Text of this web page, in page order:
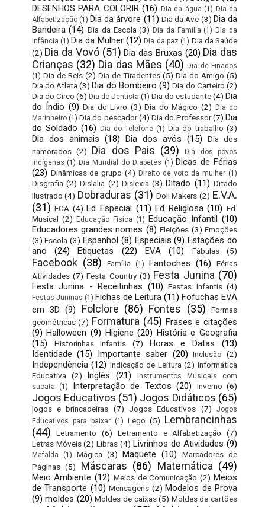
DESENHOS PARA COLORIR (16) Dia da água (1) Dia da
Alfabetização (1) Dia da árvore (11) Dia da Ave (3) Dia da
Bandeira (14) Dia da Escola (3) Dia da Família (1) Dia da
Infância (1) Dia da Mulher (12) Dia da paz (1) Dia da Saúde
(2) Dia da Vovó (51) Dia das Bruxas (20) Dia das
Crianças (32) Dia das Mães (40) Dia de Finados
(1) Dia de Reis (2) Dia de Tiradentes (5) Dia do Amigo (5)
Dia do Atleta (3) Dia do Bombeiro (9) Dia do Carteiro (2)
Dia do Circo (6) Dia do Dentista (1) Dia do estudante(4) Dia
do Índio (9) Dia do Livro (3) Dia do Mágico (2)
Dia do
Marinheiro (1) Dia do pescador (4) Dia do Professor (7) Dia
do Soldado (16) Dia do Telefone (1) Dia do trabalho (3)
Dia dos animais (18) Dia dos avós (15)
Dia dos
namorados (2) Dia dos Pais (39)
Dia dos povos
indígenas (1) Dia Mundial do Diabetes (1) Dicas de Férias
(23) Dinâmicas de grupo (4) Direito de voto da mulher (1)
Disgrafia (2) Dislalia (2) Dislexia (3) Ditado (11) Ditado
Ilustrado (4) Dobraduras (31) Doll Makers (2) E.V.A.
(31) ECA (4) Ed Especial (11) Ed Religiosa (10) Ed.
Musical (2) Educação Física (1) Educação Infantil (10)
Educadores grandes nomes (8) Eleições (3) Emoções
(3) Escola (3) Espanhol (8) Especiais (9) Estações do
ano
(24) Etiquetas (22) EVA (10) Fábulas (5)
Facebook (38) Família (1) Fantoches (16)
Férias
Atividades (7) Festa Country (3) Festa Junina (70)
Festa Junina - Receitinhas (10) Festas Infantis (4)
Festas Juninas (1) Fichas de Leitura (11) Fofuchas EVA
em 3D (9) Folclore (86) Fontes (35)
Formas
geométricas (7) Formatura (45) Frases e citações
(9) Halloween (9) Higiene (20) História e Geografia
(15)
Historinhas Infantis (7) Horas e Datas
(13)
Identidade (15) Importante saber (20) Inclusão (2)
Independência (12) Indicação de Leitura (2) Informática
Educativa
(2) Inglês (21)
Instrumentos Musicais com
sucata
(1) Interpretação de Textos (20) Inverno (6)
Jogos Educativos (51) Jogos Didáticos (65)
jogos e brincadeiras (7) Jogos Educativos (7)
Jogos
Educativos para baixar (1) Lego (5) Lembrancinhas
(44)
Letramento (6) Letramento e Alfabetização
(7)
Letras Móveis (2) Libras (4) Livrinhos de Atividades (9)
Mafalda (1) Mágica (3) Maquete (10)
Marcadores de
Páginas (5) Máscaras (86) Matemática (49)
Meio Ambiente (12) Meios de Comunicação (2) Meios
de Transporte (10) Mensagens (2) Modelos de Prova
(9) moldes (20) Moldes de caixas (5) Moldes de cartões